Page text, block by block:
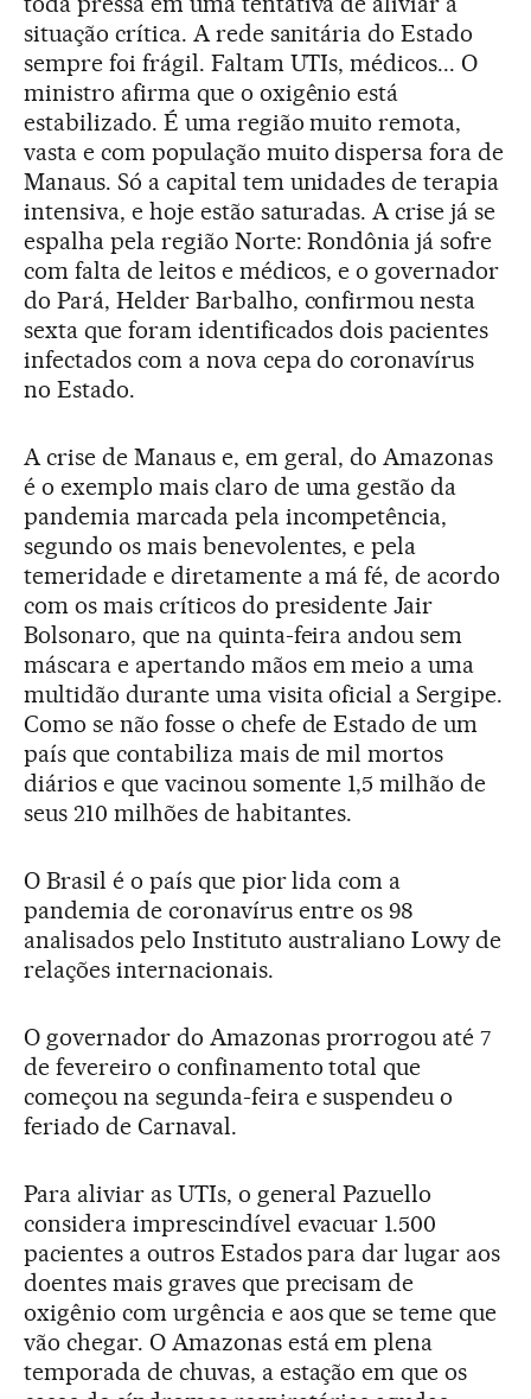
situação crítica. A rede sanitária do Estado
sempre foi frágil. Faltam UTIs, médicos... O
ministro afirma que o oxigênio está
estabilizado. É uma região muito remota,
vasta e com população muito dispersa fora de
Manaus. Só a capital tem unidades de terapia
intensiva, e hoje estão saturadas. A crise já se
espalha pela região Norte: Rondônia já sofre
com falta de leitos e médicos, e o governador
do Pará, Helder Barbalho, confirmou nesta
sexta que foram identificados dois pacientes
infectados com a nova cepa do coronavírus
no Estado.
A crise de Manaus e, em geral, do Amazonas
é o exemplo mais claro de uma gestão da
pandemia marcada pela incompetência,
segundo os mais benevolentes, e pela
temeridade e diretamente a má fé, de acordo
com os mais críticos do presidente Jair
Bolsonaro, que na quinta-feira andou sem
máscara e apertando mãos em meio a uma
multidão durante uma visita oficial a Sergipe.
Como se não fosse o chefe de Estado de um
país que contabiliza mais de mil mortos
diários e que vacinou somente 1,5 milhão de
seus 210 milhões de habitantes.
O Brasil é o país que pior lida com a
pandemia de coronavírus entre os 98
analisados pelo Instituto australiano Lowy de
relações internacionais.
O governador do Amazonas prorrogou até 7
de fevereiro o confinamento total que
começou na segunda-feira e suspendeu o
feriado de Carnaval.
Para aliviar as UTIs, o general Pazuello
considera imprescindível evacuar 1.500
pacientes a outros Estados para dar lugar aos
doentes mais graves que precisam de
oxigênio com urgência e aos que se teme que
vão chegar. O Amazonas está em plena
temporada de chuvas, a estação em que os